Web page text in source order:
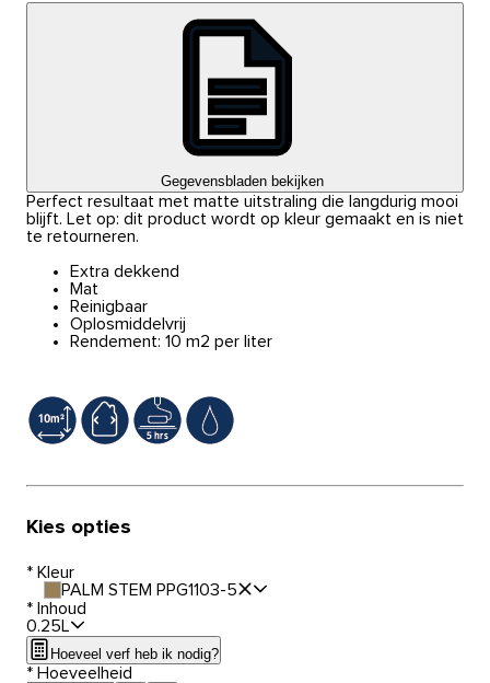
Gegevensbladen bekijken
Perfect resultaat met matte uitstraling die langdurig mooi
blijft. Let op: dit product wordt op kleur gemaakt en is niet
te retourneren.
Extra dekkend
Mat
Reinigbaar
Oplosmiddelvrij
Rendement: 10 m2 per liter
Kies opties
* Kleur
PALM STEM PPG1103-5
* Inhoud
0.25L
Hoeveel verf heb ik nodig?
* Hoeveelheid